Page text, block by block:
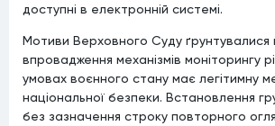
доступні в електронній системі.
Мотиви Верховного Суду
впровадження механізмів моніторингу
умовах воєнного стану має легітимну
національної безпеки. Встановлення
без зазначення строку повторного